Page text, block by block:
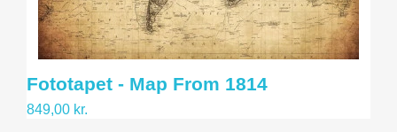
Fototapet - Map From 1814
849,00 kr.